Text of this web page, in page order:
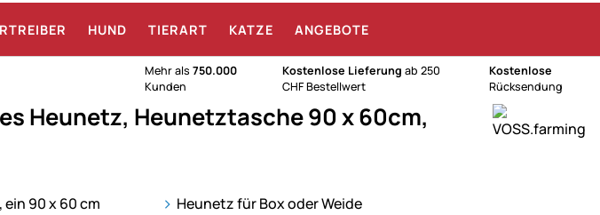
HUND TIERART KATZE ANGEBOTE
Mehr als750.000
Kunden
Kostenlose Lieferung ab 250
CHF Bestellwert
Kostenlose
Rücksendung
Heunetz, Heunetztasche 90 x 60cm,
Heunetz für Box oder Weide